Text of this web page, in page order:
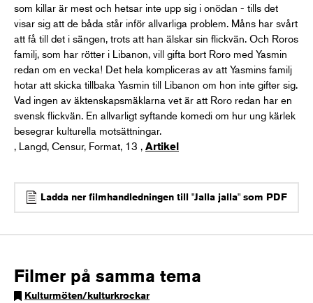
som killar är mest och hetsar inte upp sig i onödan - tills det
visar sig att de båda står inför allvarliga problem. Måns har svårt
att få till det i sängen, trots att han älskar sin flickvän. Och Roros
familj, som har rötter i Libanon, vill gifta bort Roro med Yasmin
redan om en vecka! Det hela kompliceras av att Yasmins familj
hotar att skicka tillbaka Yasmin till Libanon om hon inte gifter sig.
Vad ingen av äktenskapsmäklarna vet är att Roro redan har en
svensk flickvän. En allvarligt syftande komedi om hur ung kärlek
besegrar kulturella motsättningar.
, Langd, Censur, Format, 13 , Artikel
Ladda ner filmhandledningen till "Jalla jalla" som PDF
Filmer på samma tema
Kulturmöten/kulturkrockar